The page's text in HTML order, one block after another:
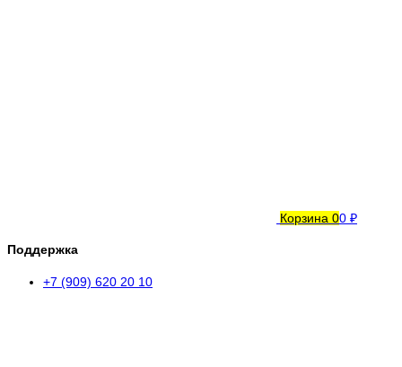
Корзина 00 ₽
Поддержка
+7 (909) 620 20 10